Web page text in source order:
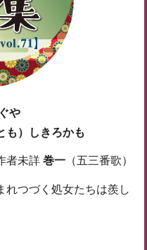
や
も）しきろかも
者未詳 巻一 （五三番歌）
れつづく処女たちは羨し